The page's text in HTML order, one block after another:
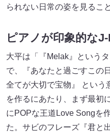
られない日常の姿を見るこ
ピアノが印象的な
大平は「『Melak』という
で、『あなたと過ごすこの
全てが大切で宝物』 という
を作るにあたり、まず最初
にPOPな王道Love Songを
た。サビのフレーズ『君と